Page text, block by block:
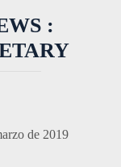
:
de 2019